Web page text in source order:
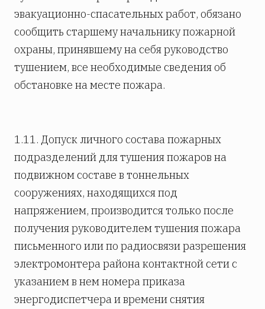
эвакуационно-спасательных работ, обязано
сообщить старшему начальнику пожарной
охраны, принявшему на себя руководство
тушением, все необходимые сведения об
обстановке на месте пожара.
1.11. Допуск личного состава пожарных
подразделений для тушения пожаров на
подвижном составе в тоннельных
сооружениях, находящихся под
напряжением, производится только после
получения руководителем тушения пожара
письменного или по радиосвязи разрешения
электромонтера района контактной сети с
указанием в нем номера приказа
энергодиспетчера и времени снятия